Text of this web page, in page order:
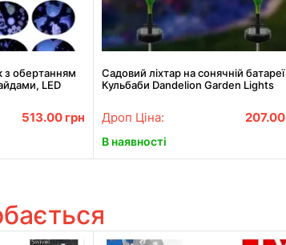
з обертанням
LED
513.00 грн
Садовий ліхтар на сонячній батареї
Кульбаби Dandelion Garden Lights
Дроп Ціна: 207.00
В наявності